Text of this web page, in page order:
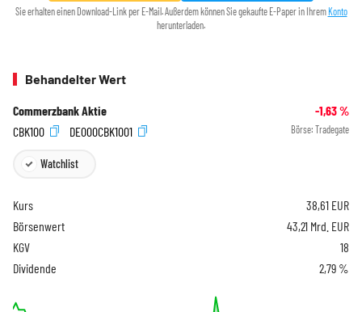
Sie erhalten einen Download-Link per E-Mail. Außerdem können Sie gekaufte E-Paper in Ihrem Konto
herunterladen.
Behandelter Wert
Commerzbank Aktie -1,63%
CBK100
DE000CBK1001 Börse: Tradegate
Watchlist
Kurs 38,61 EUR
Börsenwert
43,21 Mrd. EUR
KGV
18
Dividende
2,79 %